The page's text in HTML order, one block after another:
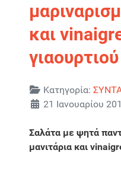
και
γιαουρτιού
Λεπτομέρειες
Κατηγορία:
21 Ιανουαρίου
Σαλάτα με ψητά
μανιτάρια και